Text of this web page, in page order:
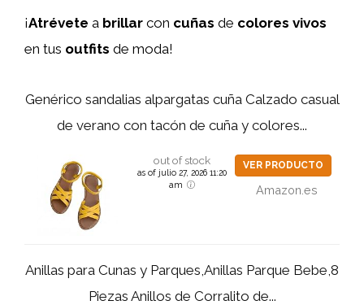
¡Atrévete a brillar con cuñas de colores vivos
en tus outfits de moda!
Genérico sandalias alpargatas cuña Calzado casual
de verano con tacón de cuña y colores...
out of stock
as of julio 27, 2026 11:20
am
VER PRODUCTO
Amazon.es
Anillas para Cunas y Parques,Anillas Parque Bebe,8
Piezas Anillos de Corralito de...